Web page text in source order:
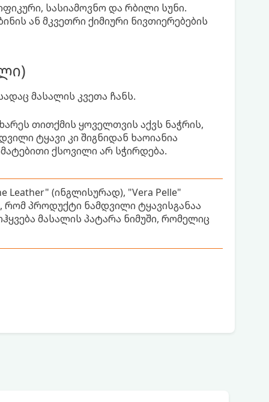
სასიამოვნო და რბილი სუნი.
ან მკვეთრი ქიმიური ნივთიერებების
მასალის კვეთა ჩანს.
თითქმის ყოველთვის აქვს ნაჭრის,
ტყავი კი შიგნიდან ხაოიანია
ქსოვილი არ სჭირდება.
Leather" (ინგლისურად), "Vera Pelle"
პროდუქტი ნამდვილი ტყავისგანაა
მასალის პატარა ნიმუში, რომელიც